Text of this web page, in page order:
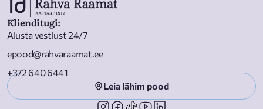
Klienditugi:
Alusta vestlust 24/7
epood@rahvaraamat.ee
+372 640 6441
Leia lähim pood